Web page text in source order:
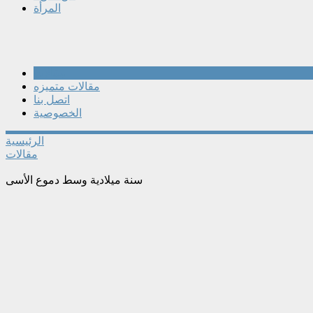
المرأة
مقالات متميزه
اتصل بنا
الخصوصية
الرئيسية
مقالات
سنة ميلادية وسط دموع الأسى